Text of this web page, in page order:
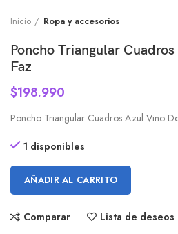
Inicio Ropa y accesorios
Poncho Triangular
Faz
$198.990
Poncho Triangular Cuadros Azul Vino
1 disponibles
AÑADIR AL CARRITO
Comparar Lista de deseos